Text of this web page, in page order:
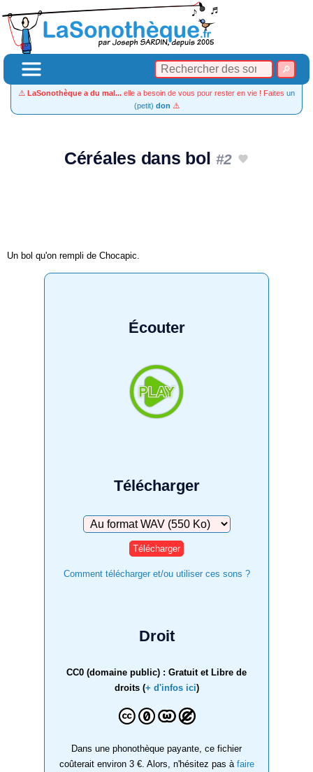
⚠️ LaSonothèque a du mal... elle a besoin de vous pour rester en vie ! Faites un
(petit) don ⚠️
Céréales dans bol #2
Un bol qu'on rempli de Chocapic.
Écouter
Télécharger
Télécharger
Comment télécharger et/ou utiliser ces sons ?
Droit
CC0 (domaine public) : Gratuit et Libre de
droits (+ d'infos ici)
Dans une phonothèque payante, ce fichier
coûterait environ 3 €. Alors, n'hésitez pas à faire